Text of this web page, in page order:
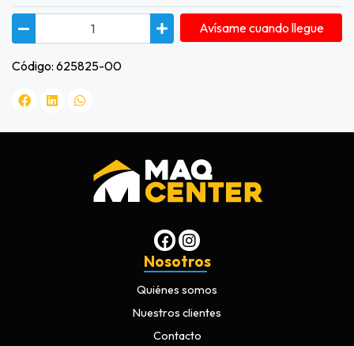
Avísame cuando llegue
Código: 625825-00
Nosotros
Quiénes somos
Nuestros clientes
Contacto